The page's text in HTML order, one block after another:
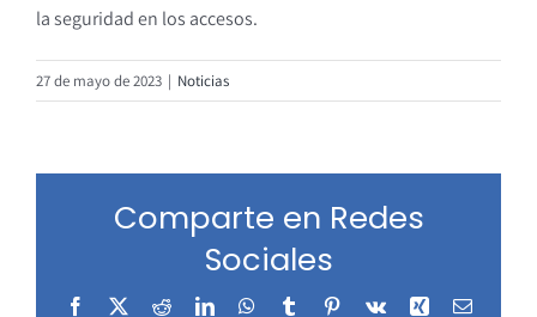
la seguridad en los accesos.
27 de mayo de 2023 | Noticias
Comparte en Redes
Sociales
Facebook
X RedditLinkedInWhatsApp
TumblrPinterest
Vk Xing Correo